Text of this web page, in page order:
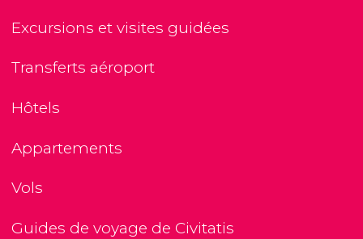
Excursions et visites guidées
Transferts aéroport
Hôtels
Appartements
Vols
Guides de voyage de Civitatis